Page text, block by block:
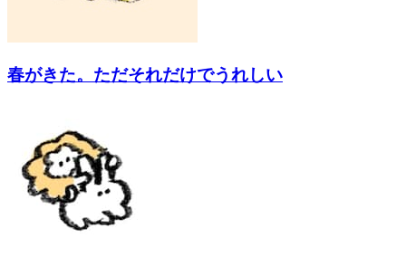
春がきた。ただそれだけでうれしい